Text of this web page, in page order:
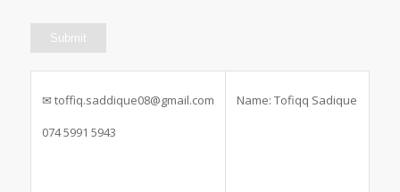
✉ toffiq.saddique08@gmail.com
074 5991 5943
Name: Tofiqq Sadique